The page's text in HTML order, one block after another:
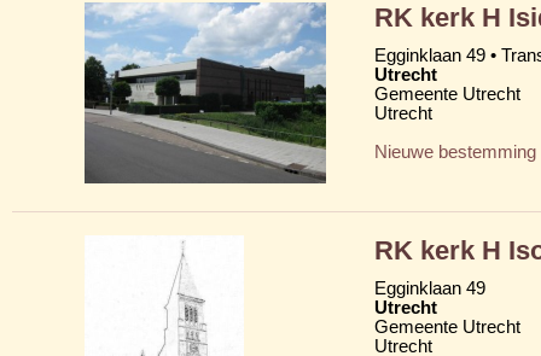
RK kerk H
Egginklaan 49 •
Utrecht
Gemeente Utrecht
Utrecht
Nieuwe bestemming
RK kerk H
Egginklaan 49
Utrecht
Gemeente Utrecht
Utrecht